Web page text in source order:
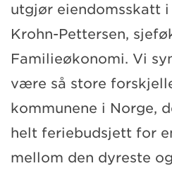
utgjør eiendomsskatt i
Krohn-Pettersen,
Familieøkonomi. Vi
være så store
kommunene i Norge,
helt feriebudsjett for
mellom den dyreste